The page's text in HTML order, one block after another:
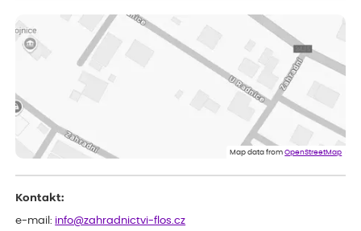
Vše přišlo velice rychle krásně zabalené. Rostlinky po přesazení
velice dobře prospívají
Jarda
Dobrý den, byli jsme spokojeni
Eshop, objednání bylo v pořádku, žádný problém. Jen jsem byla
smutná z dodávky jedné kytky, která nebyla v nejlepší kondici a i
Map data fromOpenStreetMap
Kontakt:
e-mail: info@zahradnictvi-flos.cz